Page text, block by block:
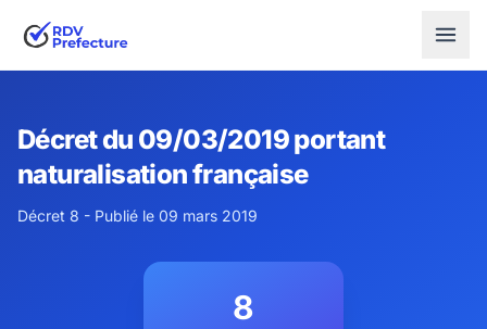
Décret du 09/03/2019 portant
naturalisation française
Décret 8 - Publié le 09 mars 2019
8